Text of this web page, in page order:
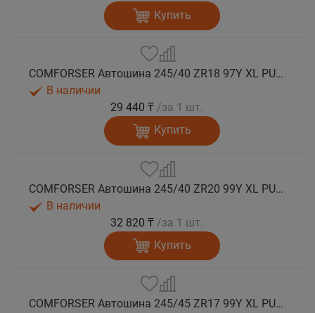
Купить
COMFORSER Автошина 245/40 ZR18 97Y XL PURESPEED лето
В наличии
29 440 ₸ /за 1 шт.
Купить
COMFORSER Автошина 245/40 ZR20 99Y XL PURESPEED лето
В наличии
32 820 ₸ /за 1 шт.
Купить
COMFORSER Автошина 245/45 ZR17 99Y XL PURESPEED лето